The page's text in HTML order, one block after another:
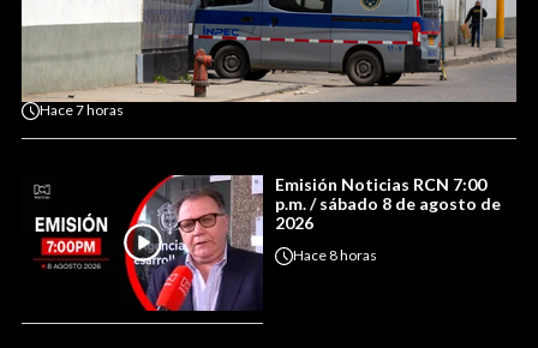
Hace7 horas
Emisión Noticias RCN 7:00
p.m. / sábado 8 de agosto de
2026
Hace8 horas